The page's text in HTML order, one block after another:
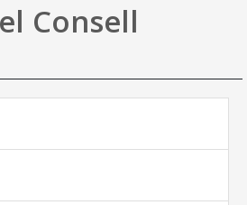
Ajuda
Consell